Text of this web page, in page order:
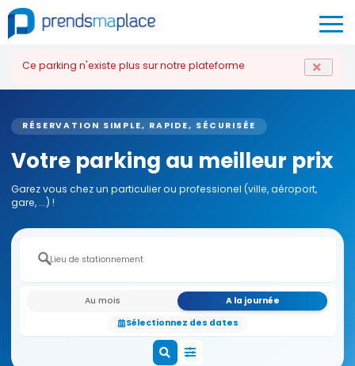
Ce parking n'existe plus sur notre plateforme
RÉSERVATION SIMPLE, RAPIDE, SÉCURISÉE
Votre parking au meilleur prix
Garez vous chez un particulier ou professionel (ville, aéroport,
gare, ...) !
Au mois
A la journée
Sélectionnez des dates